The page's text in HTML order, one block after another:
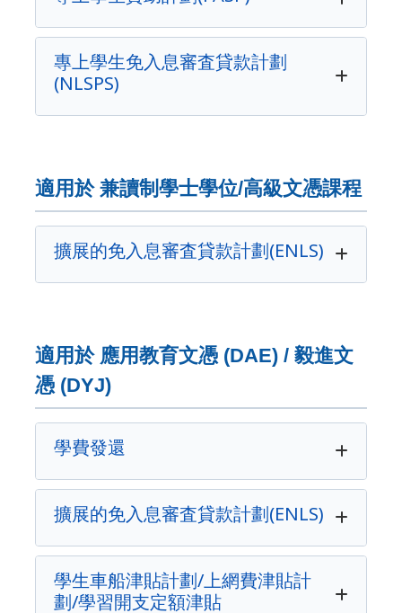
專上學生免入息審査貸款計劃
(NLSPS)
適用於 兼讀制學士學位/高級文憑課程
擴展的免入息審査貸款計劃(ENLS)
適用於 應用教育文憑 (DAE) / 毅進文
憑 (DYJ)
學費發還
擴展的免入息審査貸款計劃(ENLS)
學生車船津貼計劃/上網費津貼計
劃/學習開支定額津貼